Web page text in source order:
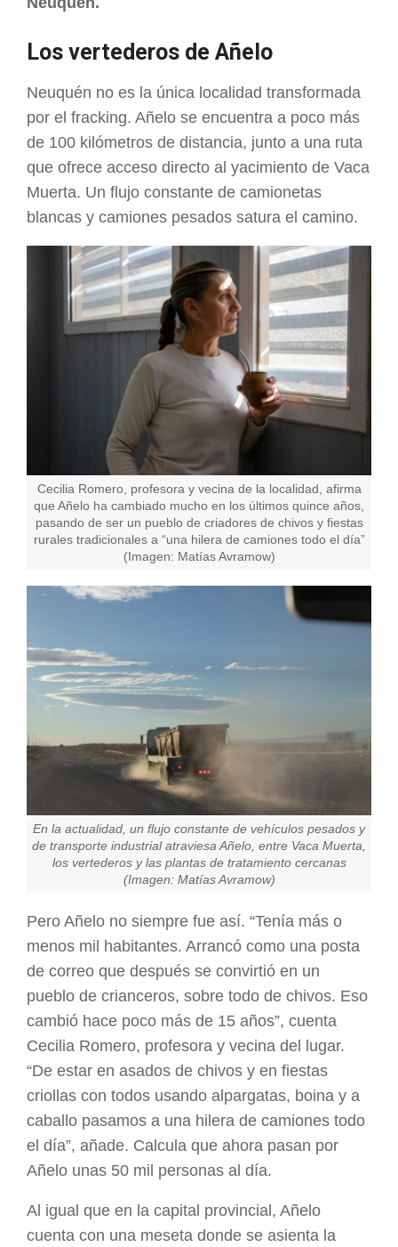
Los vertederos de Añelo
Neuquén no es la única localidad transformada
por el fracking. Añelo se encuentra a poco más
de 100 kilómetros de distancia, junto a una ruta
que ofrece acceso directo al yacimiento de Vaca
Muerta. Un flujo constante de camionetas
blancas y camiones pesados satura el camino.
Cecilia Romero, profesora y vecina de la localidad, afirma
que Añelo ha cambiado mucho en los últimos quince años,
pasando de ser un pueblo de criadores de chivos y fiestas
rurales tradicionales a “una hilera de camiones todo el día”
(Imagen: Matías Avramow)
En la actualidad, un flujo constante de vehículos pesados y
de transporte industrial atraviesa Añelo, entre Vaca Muerta,
los vertederos y las plantas de tratamiento cercanas
(Imagen: Matías Avramow)
Pero Añelo no siempre fue así. “Tenía más o
menos mil habitantes. Arrancó como una posta
de correo que después se convirtió en un
pueblo de crianceros, sobre todo de chivos. Eso
cambió hace poco más de 15 años”, cuenta
Cecilia Romero, profesora y vecina del lugar.
“De estar en asados de chivos y en fiestas
criollas con todos usando alpargatas, boina y a
caballo pasamos a una hilera de camiones todo
el día”, añade. Calcula que ahora pasan por
Añelo unas 50 mil personas al día.
Al igual que en la capital provincial, Añelo
cuenta con una meseta donde se asienta la